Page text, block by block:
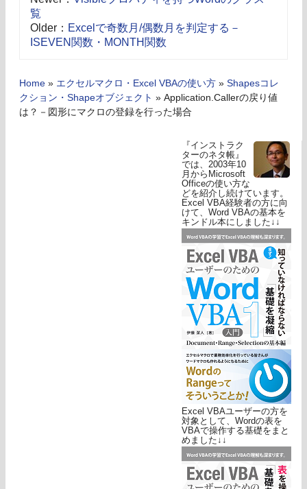
覧
Older： Excelで奇数月/偶数月を判定する－
ISEVEN関数・MONTH関数
Home » エクセルマクロ・Excel VBAの使い方 » Shapesコレ
クション・Shapeオブジェクト » Application.Callerの戻り値
は？－図形にマクロの登録を行った場合
『インストラク
ターのネタ帳』
では、2003年10
月からMicrosoft
Officeの使い方な
どを紹介し続けています。
Excel VBA経験者の方に向
けて、Word VBAの基本を
キンドル本にしました↓↓
Excel VBAユーザーの方を
対象として、Wordの表を
VBAで操作する基礎をまと
めました↓↓